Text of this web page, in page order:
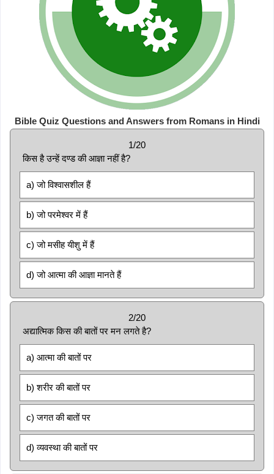
Bible Quiz Questions and Answers from Romans in Hindi
1/20
किस है उन्हें दण्ड की आज्ञा नहीं है?
a) जो विश्वासशील हैं
b) जो परमेश्वर में हैं
c) जो मसीह यीशु में हैं
d) जो आत्मा की आज्ञा मानते हैं
2/20
अद्यात्मिक किस की बातों पर मन लगते है?
a) आत्मा की बातों पर
b) शरीर की बातों पर
c) जगत की बातों पर
d) व्यवस्था की बातों पर